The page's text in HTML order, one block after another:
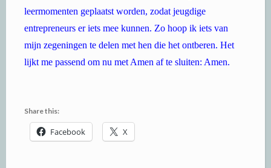
leermomenten geplaatst worden, zodat jeugdige
entrepreneurs er iets mee kunnen. Zo hoop ik iets van
mijn zegeningen te delen met hen die het ontberen. Het
lijkt me passend om nu met Amen af te sluiten: Amen.
Share this:
Facebook X